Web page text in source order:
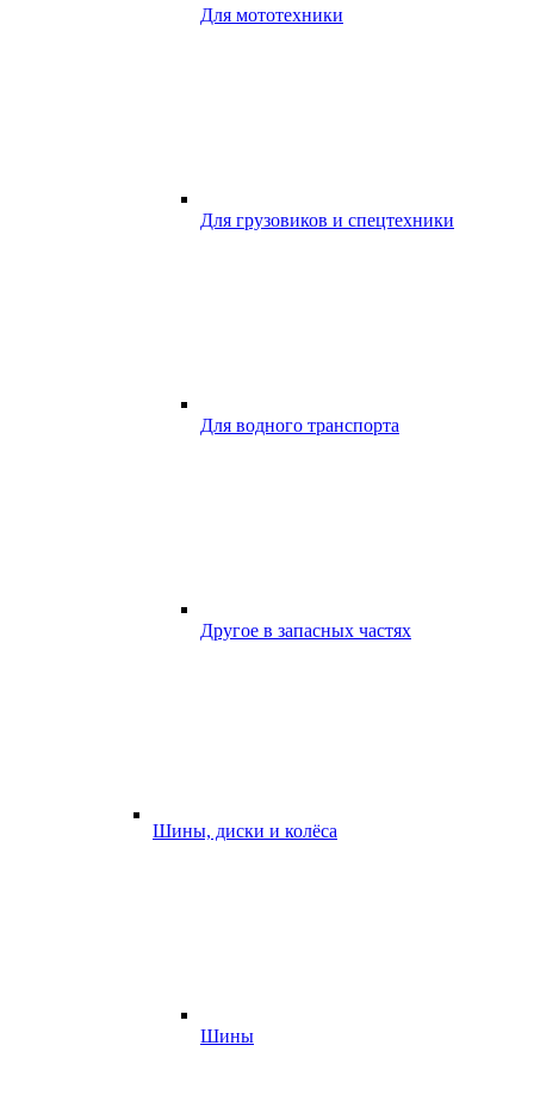
Для мототехники
Для грузовиков и спецтехники
Для водного транспорта
Другое в запасных частях
Шины, диски и колёса
Шины